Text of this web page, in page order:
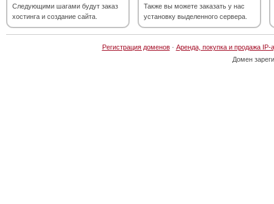
Следующими шагами будут заказ
хостинга и создание сайта.
Также вы можете заказать у нас
установку выделенного сервера.
Регистрация доменов· Аренда, покупка и продажа IP-
Домен